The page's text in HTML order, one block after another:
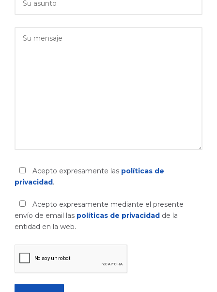
Acepto expresamente las políticas de
privacidad .
Acepto expresamente mediante el presente
envío de email las políticas de privacidad de la
entidad en la web.